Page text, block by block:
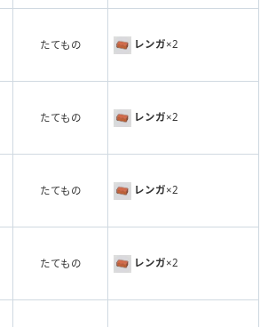
たてもの レンガ×2
たてもの レンガ×2
たてもの レンガ×2
たてもの レンガ×2